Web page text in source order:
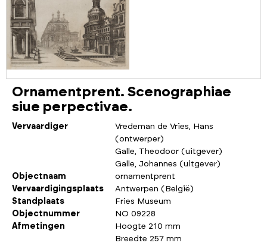
Ornamentprent. Scenographiae
siue perpectivae.
Vervaardiger
Vredeman de Vries, Hans
(ontwerper)
Galle, Theodoor (uitgever)
Galle, Johannes (uitgever)
Objectnaam
ornamentprent
Vervaardigingsplaats
Antwerpen (België)
Standplaats
Fries Museum
Objectnummer
NO 09228
Afmetingen
Hoogte 210 mm
Breedte 257 mm